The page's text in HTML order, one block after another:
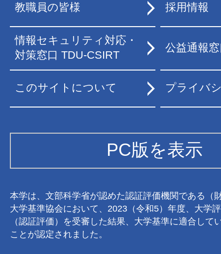
教職員の皆様 採用情報
情報セキュリティ対応・
対策窓口 TDU-CSIRT
公益通報
このサイトについて プライバ
PC版を表示
本学は、文部科学省が認めた認証評価機関である（
大学基準協会において、2023（令和5）年度、大学
（認証評価）を受審した結果、大学基準に適合して
ことが認定されました。